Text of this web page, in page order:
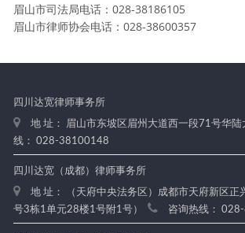
眉山市司法局电话：028-38186105
眉山市律师协会电话：028-38600357
四川达宽律师事务所
地 址： 眉山市东坡区眉州大道西一段71号华
线： 028-38100148
四川达宽（成都）律师事务所
地 址： （天府中央法务区）成都市天府新区正
号3栋1单元28楼1号附1号）
咨询热线：